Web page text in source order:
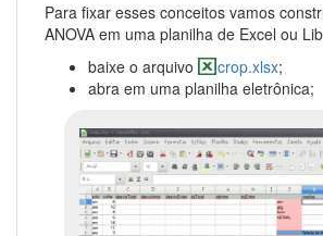
Para fixar esses conceitos vamos
ANOVA em uma planilha de Excel ou
baixe o arquivo
crop.xlsx;
abra em uma planilha eletrônica;